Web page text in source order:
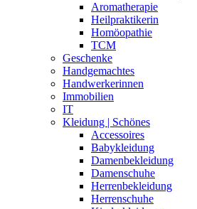
Aromatherapie
Heilpraktikerin
Homöopathie
TCM
Geschenke
Handgemachtes
Handwerkerinnen
Immobilien
IT
Kleidung | Schönes
Accessoires
Babykleidung
Damenbekleidung
Damenschuhe
Herrenbekleidung
Herrenschuhe